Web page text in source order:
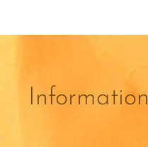
Information